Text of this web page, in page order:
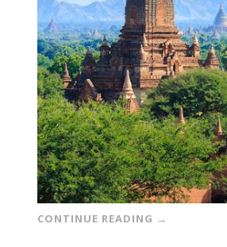
CONTINUE READING →